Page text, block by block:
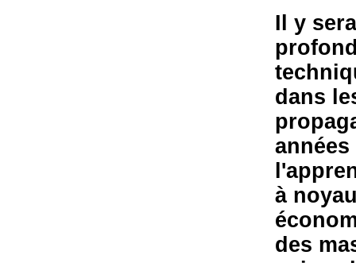
Il y
dans
à
des